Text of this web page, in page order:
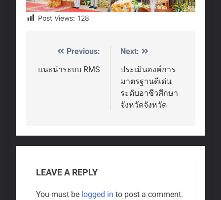
Post Views: 128
Post
navigation
Previous:
แนะนำระบบ RMS
Next:
ประเมินองค์การ
มาตรฐานดีเด่น
ระดับอาชีวศึกษา
จังหวัดจังหวัด
LEAVE A REPLY
You must be logged in to post a comment.